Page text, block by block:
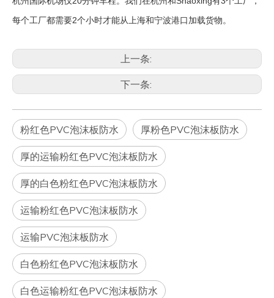
每个工厂都需要2个小时才能从上海和宁波港口加载货物。
上一条:
下一条:
粉红色PVC泡沫板防水 厚粉色PVC泡沫板防水
厚的运输粉红色PVC泡沫板防水
厚的白色粉红色PVC泡沫板防水
运输粉红色PVC泡沫板防水
运输PVC泡沫板防水
白色粉红色PVC泡沫板防水
白色运输粉红色PVC泡沫板防水